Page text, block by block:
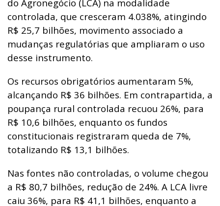
do Agronegócio (LCA) na modalidade
controlada, que cresceram 4.038%, atingindo
R$ 25,7 bilhões, movimento associado a
mudanças regulatórias que ampliaram o uso
desse instrumento.
Os recursos obrigatórios aumentaram 5%,
alcançando R$ 36 bilhões. Em contrapartida, a
poupança rural controlada recuou 26%, para
R$ 10,6 bilhões, enquanto os fundos
constitucionais registraram queda de 7%,
totalizando R$ 13,1 bilhões.
Nas fontes não controladas, o volume chegou
a R$ 80,7 bilhões, redução de 24%. A LCA livre
caiu 36%, para R$ 41,1 bilhões, enquanto a